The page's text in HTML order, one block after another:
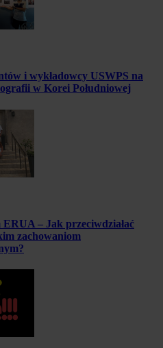
i wykładowcy USWPS na
w Korei Południowej
ERUA – Jak przeciwdziałać
zachowaniom